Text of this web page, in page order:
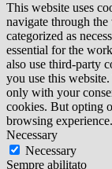
This website uses
navigate through the
categorized as
essential for the
also use third-party
you use this
only with your
cookies. But opting
browsing experience.
Necessary
Necessary
Sempre abilitato